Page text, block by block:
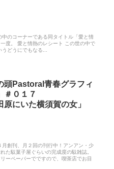
のコーナーである同タイトル「愛と情
度。 愛と情熱のレシート この世の中で
うどうにでもなる...
頭Pastoral青春グラフィ
＃０１７
原にいた横須賀の女」
創刊、月２回の刊行中！アンアン・少
た駄菓子屋ぐらいの完成度の駄雑誌。
ーペーパーでですので、喫茶店でお目